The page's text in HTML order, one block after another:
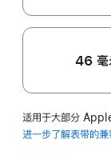
46 毫
适用于大部分
进一步了解表带的兼